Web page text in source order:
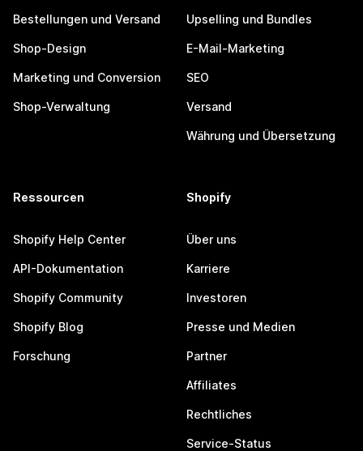
Bestellungen und Versand
Shop-Design
Marketing und Conversion
Shop-Verwaltung
Upselling und Bundles
E-Mail-Marketing
SEO
Versand
Währung und Übersetzung
Ressourcen
Shopify Help Center
API-Dokumentation
Shopify Community
Shopify Blog
Forschung
Shopify
Über uns
Karriere
Investoren
Presse und Medien
Partner
Affiliates
Rechtliches
Service-Status